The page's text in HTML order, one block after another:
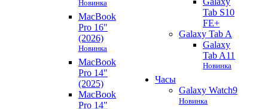
Новинка
MacBook
Pro 16"
(2026)
Новинка
MacBook
Pro 14"
(2025)
MacBook
Pro 14"
Tab S10
FE+
Galaxy Tab A
Galaxy
Tab A11
Новинка
Часы
Galaxy Watch9
Новинка